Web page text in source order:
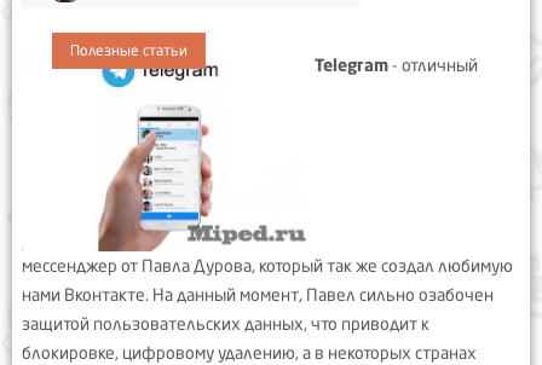
Полезные статьи
Telegram- отличный
мессенджер от Павла Дурова, который так же создал любимую
нами Вконтакте. На данный момент, Павел сильно озабочен
защитой пользовательских данных, что приводит к
блокировке, цифровому удалению, а в некоторых странах